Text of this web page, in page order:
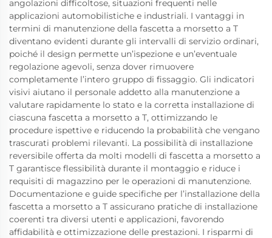
angolazioni difficoltose, situazioni frequenti nelle
applicazioni automobilistiche e industriali. I vantaggi in
termini di manutenzione della fascetta a morsetto a T
diventano evidenti durante gli intervalli di servizio ordinari,
poiché il design permette un’ispezione e un’eventuale
regolazione agevoli, senza dover rimuovere
completamente l’intero gruppo di fissaggio. Gli indicatori
visivi aiutano il personale addetto alla manutenzione a
valutare rapidamente lo stato e la corretta installazione di
ciascuna fascetta a morsetto a T, ottimizzando le
procedure ispettive e riducendo la probabilità che vengano
trascurati problemi rilevanti. La possibilità di installazione
reversibile offerta da molti modelli di fascetta a morsetto a
T garantisce flessibilità durante il montaggio e riduce i
requisiti di magazzino per le operazioni di manutenzione.
Documentazione e guide specifiche per l’installazione della
fascetta a morsetto a T assicurano pratiche di installazione
coerenti tra diversi utenti e applicazioni, favorendo
affidabilità e ottimizzazione delle prestazioni. I risparmi di